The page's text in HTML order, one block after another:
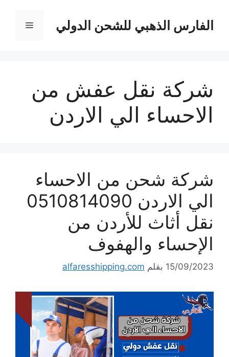
المحتوىالفارس الذهبي للشحن الدولي القائمة
شركة نقل عفش من
الاحساء الي الاردن
شركة شحن من الاحساء
الي الاردن 0510814090
نقل أثاث للأردن من
الإحساء والهفوف
15/09/2023 بقلم alfaresshipping.com